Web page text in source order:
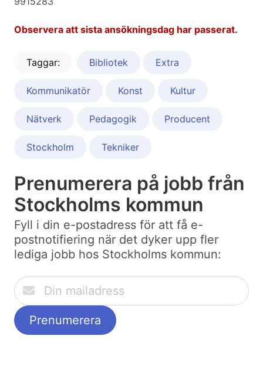
Observera att sista ansökningsdag har passerat.
Taggar: Bibliotek Extra
Kommunikatör Konst Kultur
Nätverk Pedagogik Producent
Stockholm Tekniker
Prenumerera på jobb från
Stockholms kommun
Fyll i din e-postadress för att få e-
postnotifiering när det dyker upp fler
lediga jobb hos Stockholms kommun: